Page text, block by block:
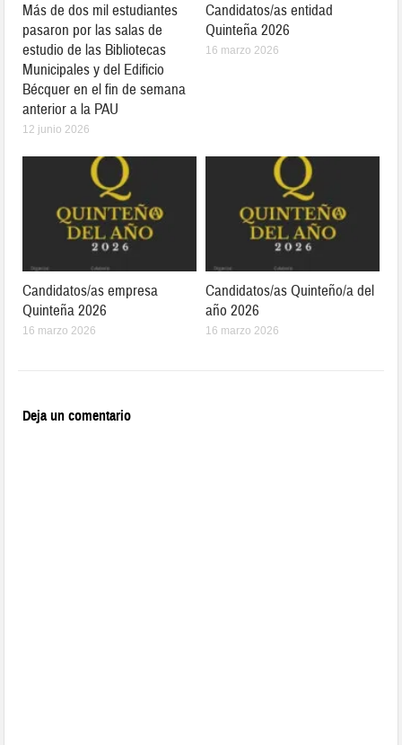
Más de dos mil estudiantes
pasaron por las salas de
estudio de las Bibliotecas
Municipales y del Edificio
Bécquer en el fin de semana
anterior a la PAU
12 junio 2026
Candidatos/as entidad
Quinteña 2026
16 marzo 2026
Candidatos/as empresa
Quinteña 2026
16 marzo 2026
Candidatos/as Quinteño/a del
año 2026
16 marzo 2026
Deja un comentario